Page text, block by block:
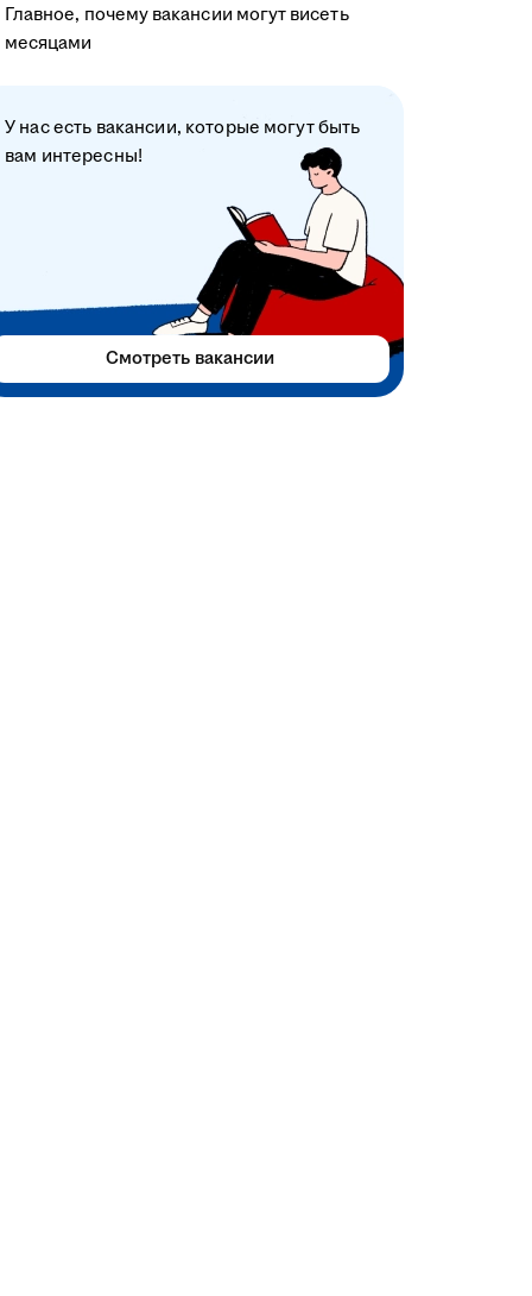
Главное, почему вакансии могут висеть
месяцами
У нас есть вакансии, которые могут быть
вам интересны!
Смотреть вакансии